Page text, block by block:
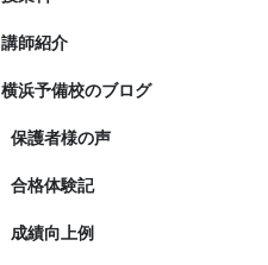
講師紹介
横浜予備校のブログ
保護者様の声
合格体験記
成績向上例